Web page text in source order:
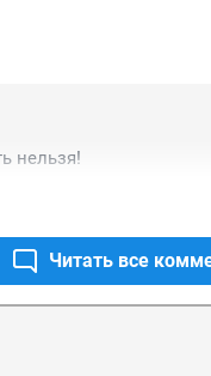
нельзя!
Читать все